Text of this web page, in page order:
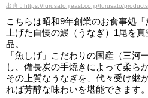
出典：https://furusato.jreast.co.jp/furusato/
こちらは昭和9年創業のお食事処
上げた自慢の鰻（うなぎ）1尾を
品。
「魚しげ」こだわりの国産（三河
し、備長炭の手焼きによって柔ら
その上質なうなぎを、代々受け継
れば芳醇な味わいを堪能できます。